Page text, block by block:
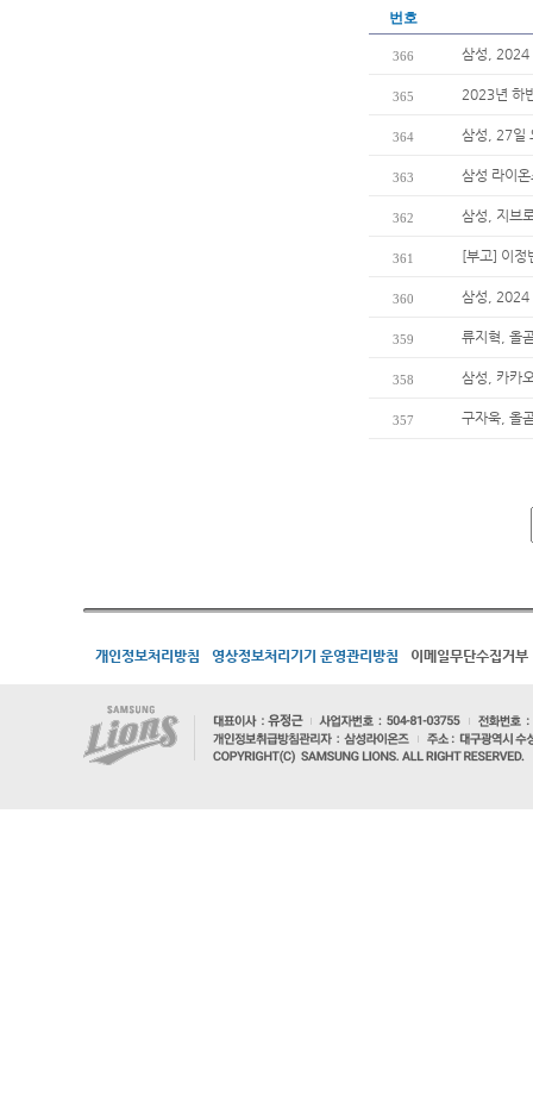
번호
366 삼성, 2024
365 2023년 하
364 삼성, 27일
363 삼성 라이
362 삼성, 지브
361 [부고] 이정
360 삼성, 2024
359 류지혁, 올
358 삼성, 카카
357 구자욱, 올
개인정보처리방침 영상정보처리기기 운영관리방침 이메일무단수집거부